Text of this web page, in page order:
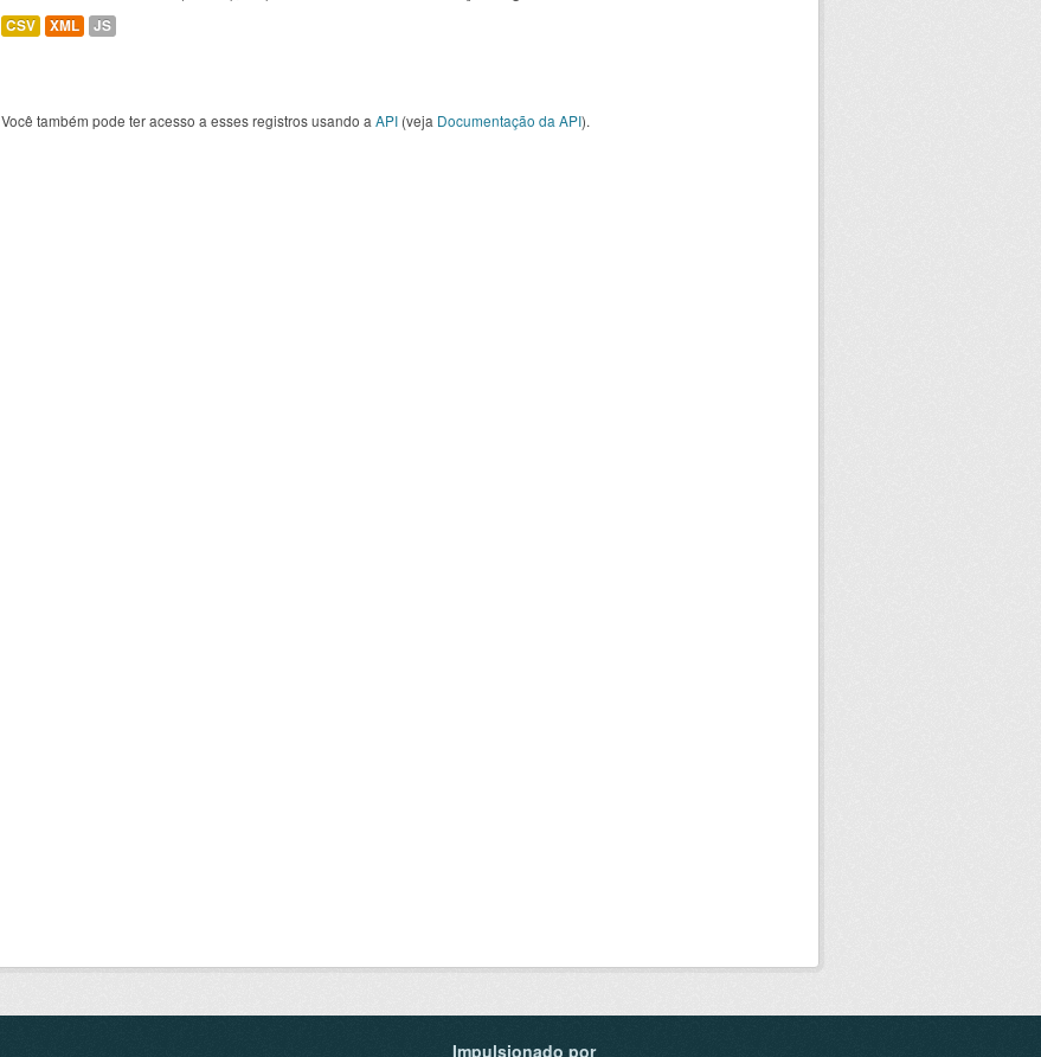
CSV XML JS
Você também pode ter acesso a esses registros usando a API (veja Documentação da API).
Impulsionado por